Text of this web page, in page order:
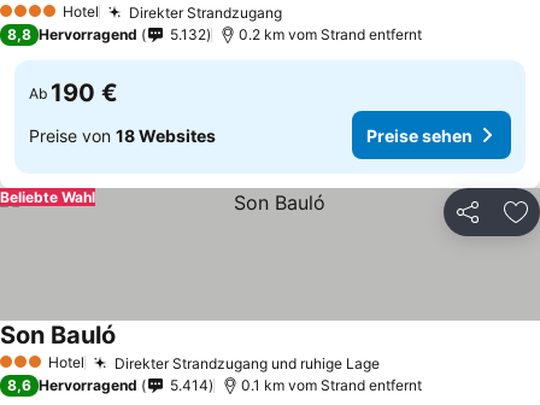
4 Sterne Hotel Direkter Strandzugang
8,8 Hervorragend 5.132 0.2 km vom Strand entfernt
Ab 190 €
Preise von 18 Websites Preise sehen
Teilen
Beliebte Wahl
3 SterneHotel Direkter Strandzugang und ruhige Lage
Son Bauló
8,6 Hervorragend 5.414 0.1 km vom Strand entfernt